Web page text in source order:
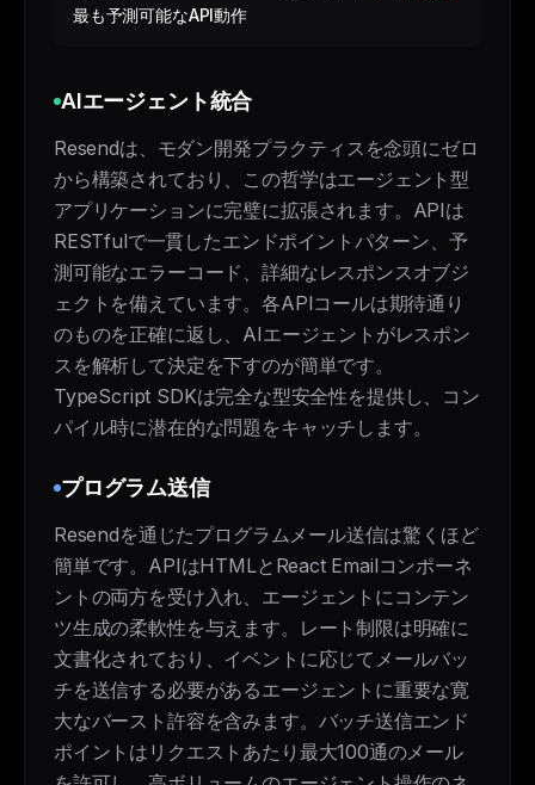
最も予測可能なAPI動作
AIエージェント統合
Resendは、モダン開発プラクティスを念頭にゼロ
から構築されており、この哲学はエージェント型
アプリケーションに完璧に拡張されます。APIは
RESTfulで一貫したエンドポイントパターン、予
測可能なエラーコード、詳細なレスポンスオブジ
ェクトを備えています。各APIコールは期待通り
のものを正確に返し、AIエージェントがレスポン
スを解析して決定を下すのが簡単です。
TypeScript SDKは完全な型安全性を提供し、コン
パイル時に潜在的な問題をキャッチします。
プログラム送信
Resendを通じたプログラムメール送信は驚くほど
簡単です。APIはHTMLとReact Emailコンポーネ
ントの両方を受け入れ、エージェントにコンテン
ツ生成の柔軟性を与えます。レート制限は明確に
文書化されており、イベントに応じてメールバッ
チを送信する必要があるエージェントに重要な寛
大なバースト許容を含みます。バッチ送信エンド
ポイントはリクエストあたり最大100通のメール